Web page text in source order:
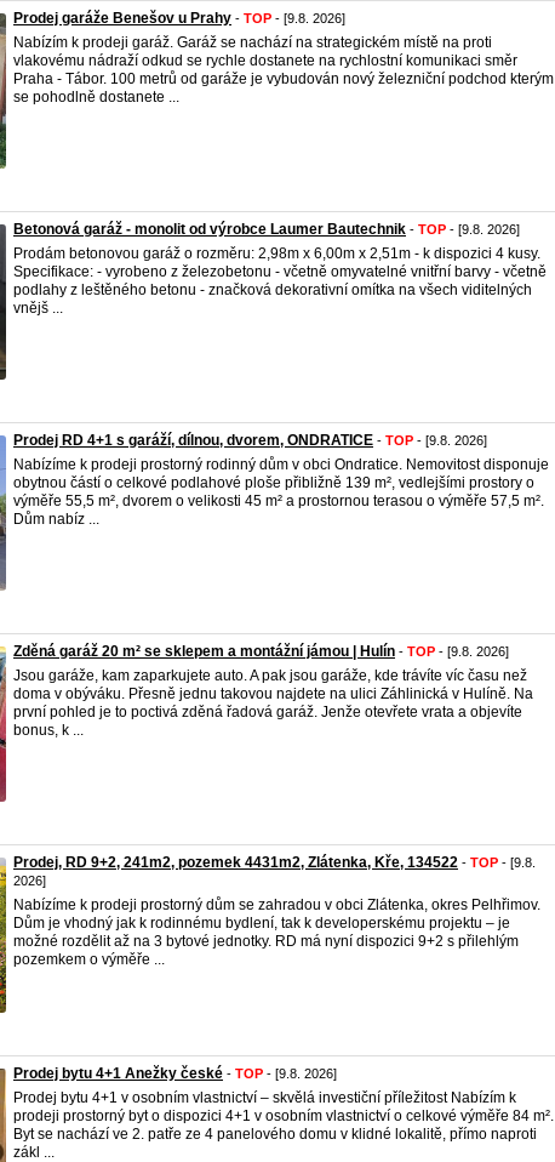
Prodej garáže Benešov u Prahy - TOP - [9.8. 2026]
Nabízím k prodeji garáž. Garáž se nachází na strategickém místě na proti
vlakovému nádraží odkud se rychle dostanete na rychlostní komunikaci směr
Praha - Tábor. 100 metrů od garáže je vybudován nový železniční podchod kterým
se pohodlně dostanete ...
Betonová garáž - monolit od výrobce Laumer Bautechnik - TOP - [9.8. 2026]
Prodám betonovou garáž o rozměru: 2,98m x 6,00m x 2,51m - k dispozici 4 kusy.
Specifikace: - vyrobeno z železobetonu - včetně omyvatelné vnitřní barvy - včetně
podlahy z leštěného betonu - značková dekorativní omítka na všech viditelných
vnějš ...
Prodej RD 4+1 s garáží, dílnou, dvorem, ONDRATICE - TOP - [9.8. 2026]
Nabízíme k prodeji prostorný rodinný dům v obci Ondratice. Nemovitost disponuje
obytnou částí o celkové podlahové ploše přibližně 139 m², vedlejšími prostory o
výměře 55,5 m², dvorem o velikosti 45 m² a prostornou terasou o výměře 57,5 m².
Dům nabíz ...
Zděná garáž 20 m² se sklepem a montážní jámou | Hulín - TOP - [9.8. 2026]
Jsou garáže, kam zaparkujete auto. A pak jsou garáže, kde trávíte víc času než
doma v obýváku. Přesně jednu takovou najdete na ulici Záhlinická v Hulíně. Na
první pohled je to poctivá zděná řadová garáž. Jenže otevřete vrata a objevíte
bonus, k ...
Prodej, RD 9+2, 241m2, pozemek 4431m2, Zlátenka, Kře, 134522 - TOP - [9.8.
2026]
Nabízíme k prodeji prostorný dům se zahradou v obci Zlátenka, okres Pelhřimov.
Dům je vhodný jak k rodinnému bydlení, tak k developerskému projektu – je
možné rozdělit až na 3 bytové jednotky. RD má nyní dispozici 9+2 s přilehlým
pozemkem o výměře ...
Prodej bytu 4+1 Anežky české - TOP - [9.8. 2026]
Prodej bytu 4+1 v osobním vlastnictví – skvělá investiční příležitost Nabízím k
prodeji prostorný byt o dispozici 4+1 v osobním vlastnictví o celkové výměře 84 m².
Byt se nachází ve 2. patře ze 4 panelového domu v klidné lokalitě, přímo naproti
zákl ...